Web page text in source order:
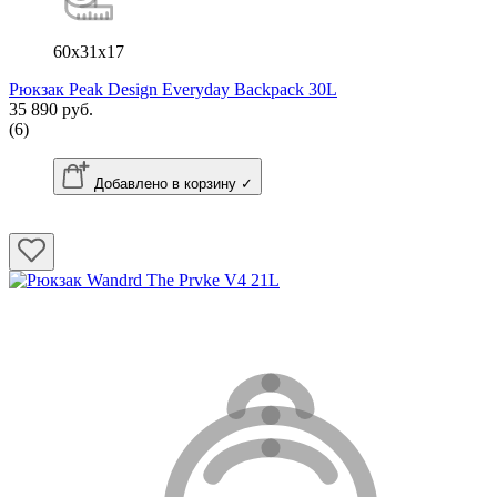
60x31x17
Рюкзак Peak Design Everyday Backpack 30L
35 890 руб.
(6)
Добавлено в корзину ✓